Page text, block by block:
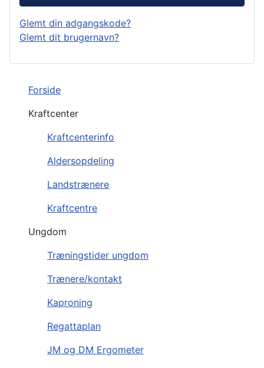
Forside
Kraftcenter
Kraftcenterinfo
Aldersopdeling
Landstrænere
Kraftcentre
Ungdom
Træningstider ungdom
Trænere/kontakt
Kaproning
Regattaplan
JM og DM Ergometer
Glemt din adgangskode?
Glemt dit brugernavn?